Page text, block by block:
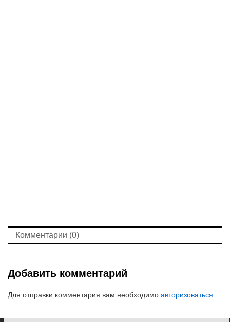
Комментарии (0)
Добавить комментарий
Для отправки комментария вам необходимо авторизоваться